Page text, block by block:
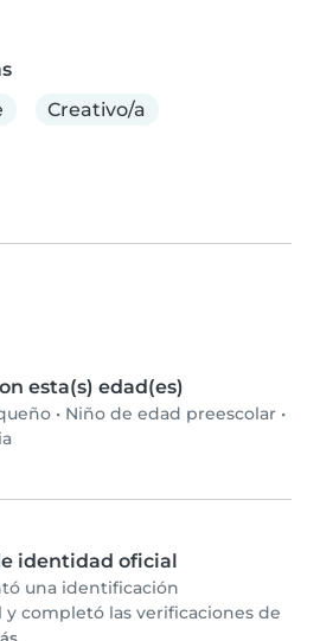
Creativo/a
esta(s) edad(es)
• Niño de edad preescolar •
identidad oficial
una identificación
completó las verificaciones de